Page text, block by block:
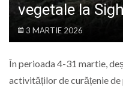
vegetale la
3 MARTIE 2026
În perioada 4-31 martie,
activităților de curățenie